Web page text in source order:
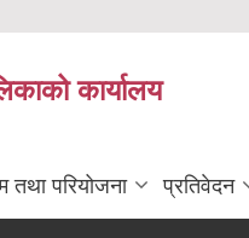
कार्यालय
तथा परियोजना प्रतिवेदन